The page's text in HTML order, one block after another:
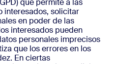
que permite a las
interesados, solicitar
en poder de las
interesados pueden
personales imprecisos
que los errores en los
En ciertas